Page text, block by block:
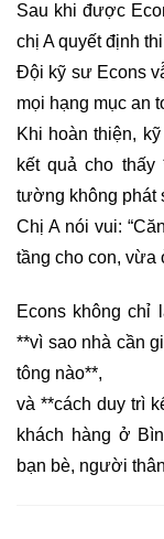
Sau khi được
chị A quyết định
Đội kỹ sư Econs
mọi hạng mục an
Khi hoàn thiện,
kết quả cho
tường không phát
Chị A nói vui:
tầng cho con, vừa
Econs không chỉ
**vì sao nhà cần
tông nào**,
và **cách duy trì
khách hàng ở
bạn bè, người